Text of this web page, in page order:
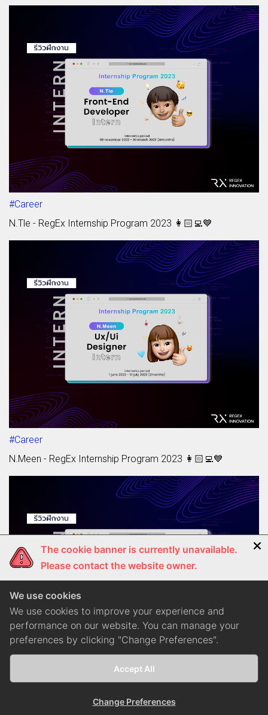
#Career
N.Tle - RegEx Internship Program 2023 👩🏻‍💻💙
#Career
N.Meen - RegEx Internship Program 2023 👩🏻‍💻💙
The cookie banner is currently unavailable.
Please contact the website owner.
We use cookies
We use cookies to improve your experience and
performance on our website. You can manage your
preferences by clicking "Change Preferences".
Accept All
Change Preferences